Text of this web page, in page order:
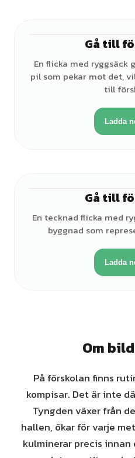
Gå till
En flicka med ryggsäck
pil som pekar mot det,
till
Ladda
Gå till
En tecknad flicka med
byggnad som
Ladda
Om
På förskolan finns
kompisar. Det är inte
Tyngden växer från
hallen, ökar för varje
kulminerar precis innan